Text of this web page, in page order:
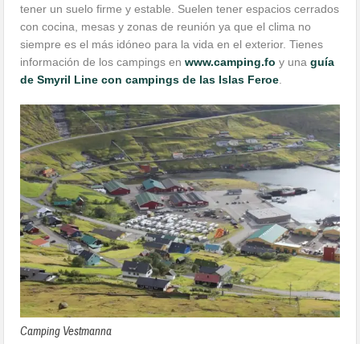
tener un suelo firme y estable. Suelen tener espacios cerrados
con cocina, mesas y zonas de reunión ya que el clima no
siempre es el más idóneo para la vida en el exterior. Tienes
información de los campings enwww.camping.fo y unaguía
de Smyril Line con campings de las Islas Feroe
Camping Vestmanna